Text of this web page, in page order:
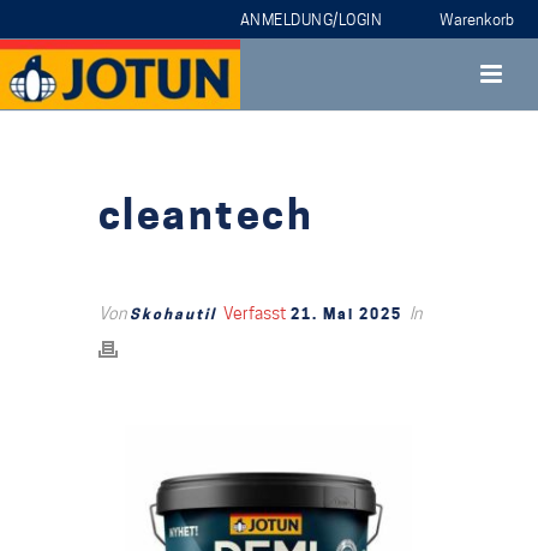
ANMELDUNG/LOGIN
cleantech
Von Skohautil Verfasst 21. Mai 2025 In